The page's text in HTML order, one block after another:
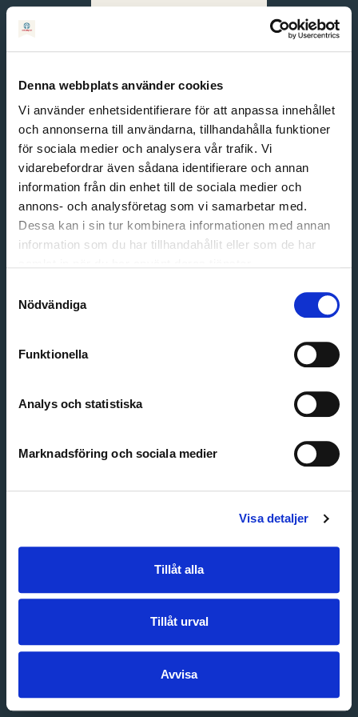
Denna webbplats använder cookies
Vi använder enhetsidentifierare för att anpassa innehållet
och annonserna till användarna, tillhandahålla funktioner
för sociala medier och analysera vår trafik. Vi
vidarebefordrar även sådana identifierare och annan
information från din enhet till de sociala medier och
annons- och analysföretag som vi samarbetar med.
Dessa kan i sin tur kombinera informationen med annan
information som du har tillhandahållit eller som de har
Nödvändiga
Funktionella
Analys och statistiska
Marknadsföring och sociala medier
Visa detaljer
Tillåt alla
Tillåt urval
Avvisa
English
Svenska
Email address
Customer service